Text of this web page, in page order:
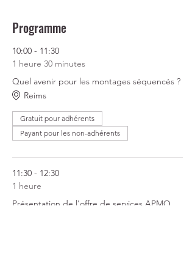
Programme
10:00 - 11:30
1 heure 30 minutes
Quel avenir pour les montages séquencés ?
Reims
Gratuit pour adhérents
Payant pour les non-adhérents
11:30 - 12:30
1 heure
Présentation de l'offre de services APMO